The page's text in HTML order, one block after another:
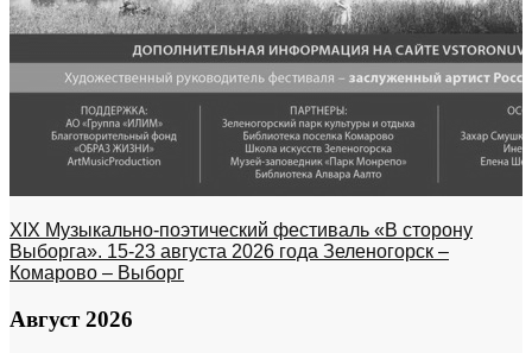
XIX Музыкально-поэтический фестиваль «В сторону
Выборга». 15-23 августа 2026 года Зеленогорск –
Комарово – Выборг
Август 2026